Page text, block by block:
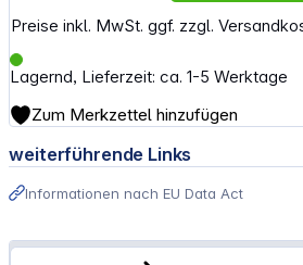
Preise inkl. MwSt. ggf. zzgl.
Lagernd, Lieferzeit: ca. 1-5 Werktage
Zum Merkzettel hinzufügen
weiterführende Links
Informationen nach EU Data Act